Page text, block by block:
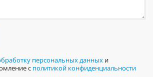
персональных данных и
с политикой конфиденциальности